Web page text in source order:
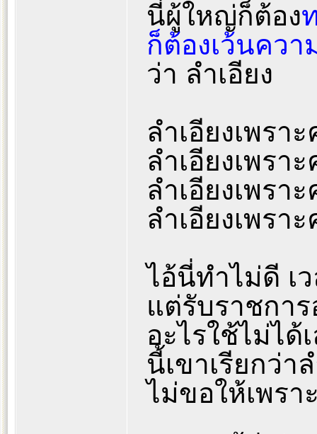
นี่ผู้ใหญ่ก็ต้อง
ก็ต้องเว้นคว
ว่า ลำเอียง
ลำเอียงเพรา
ลำเอียงเพรา
ลำเอียงเพรา
ลำเอียงเพรา
ไอ้นี่ทำไม่ดี เ
แต่รับราชกา
อะไรใช้ไม่ได้
นี้เขาเรียกว่า
ไม่ขอให้เพรา